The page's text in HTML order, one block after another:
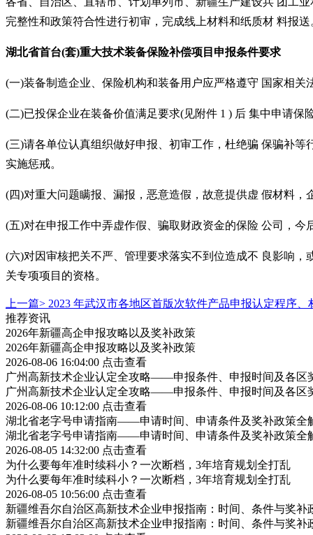
完整性和政策符合性进行初审，完成线上材料和纸质材 料报送
湖北省首台(套)重大技术装备保险补偿项目申报条件要求
(一)装备制造企业、保险机构和装备用户应严格遵守 国家相
(二)已投保企业在装备价值满足要求(见附件 1 ) 后 集中申请
(三)请各单位认真组织做好申报、初审工作，杜绝骗 保骗补
实施惩戒。
(四)对重大问题瞒报、漏报，恶意造假，故意提供虚 假材料
(五)对在申报工作中弄虚作假、骗取财政资金的保险 公司，
(六)对因审核把关不严、管理要求落实不到位造成不 良影响
关专项项目的资格。
上一篇> 2023 年武汉市各地区首版次软件产品申报认定程序、
推荐资讯
2026年新疆高企申报攻略以及奖补政策
2026年新疆高企申报攻略以及奖补政策
2026-08-06 16:04:00 点击查看
广州高新技术企业认定全攻略——申报条件、申报时间及各区
广州高新技术企业认定全攻略——申报条件、申报时间及各区
2026-08-06 10:12:00 点击查看
湖北省老字号申请指南——申请时间、申请条件及奖补政策全
湖北省老字号申请指南——申请时间、申请条件及奖补政策全
2026-08-05 14:32:00 点击查看
为什么要每年准时续科小？一次断档，3年培育规划全打乱
为什么要每年准时续科小？一次断档，3年培育规划全打乱
2026-08-05 10:56:00 点击查看
新疆维吾尔自治区高新技术企业申报指南：时间、条件与奖补
新疆维吾尔自治区高新技术企业申报指南：时间、条件与奖补